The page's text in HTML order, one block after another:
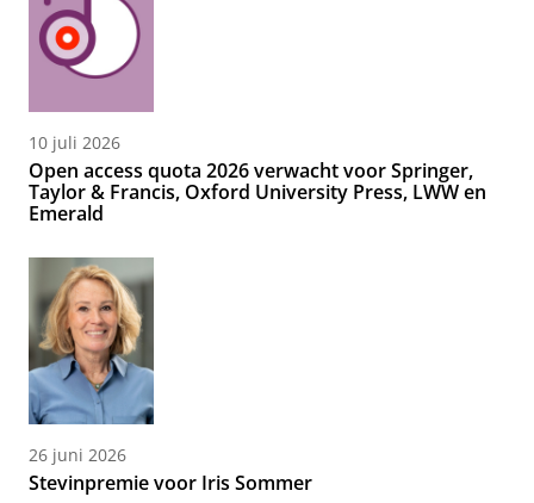
10 juli 2026
Open access quota 2026 verwacht voor Springer,
Taylor & Francis, Oxford University Press, LWW en
Emerald
26 juni 2026
Stevinpremie voor Iris Sommer